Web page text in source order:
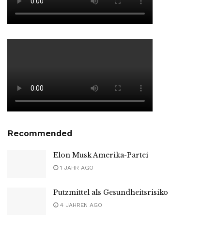
Recommended
Elon Musk Amerika-Partei
1 JAHR AGO
Putzmittel als Gesundheitsrisiko
4 JAHREN AGO